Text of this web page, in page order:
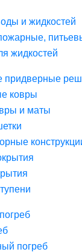
и жидкостей
жидкостей
ковры
и маты
погреб